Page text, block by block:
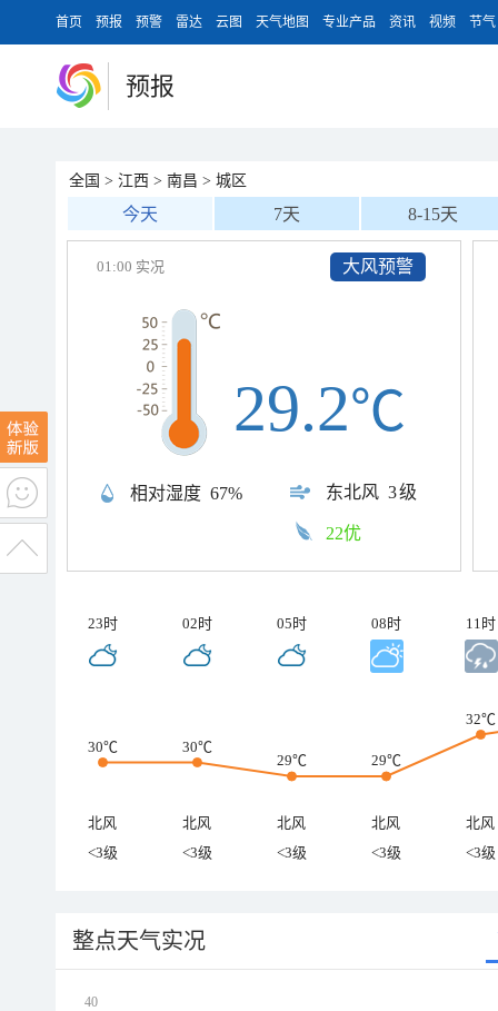
首页 预报 预警 雷达 云图 天气地图 专业产品 资讯 视频 节气
预报
全国 > 江西 > 南昌 > 城区
今天 7天 8-15天
大风预警
01:00 实况
相对湿度 67% 东北风 3级
29.2℃
22优
23时 02时 05时 08时 11时
30℃
30℃
29℃
29℃
32℃
北风 北风 北风 北风
北风
<3级
<3级 <3级 <3级 <3级
整点天气实况
40